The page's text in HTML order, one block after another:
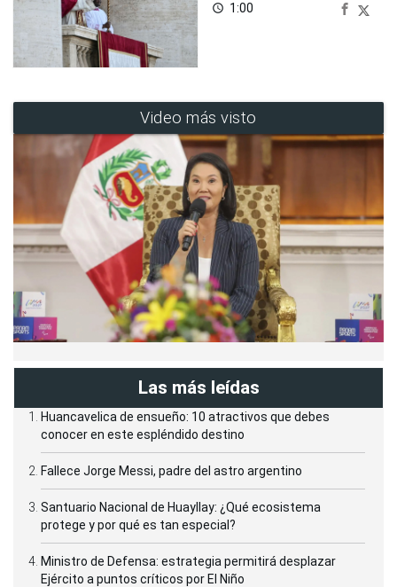
access_time 1:00
Video más visto
Las más leídas
Huancavelica de ensueño: 10 atractivos que debes
conocer en este espléndido destino
Fallece Jorge Messi, padre del astro argentino
Santuario Nacional de Huayllay: ¿Qué ecosistema
protege y por qué es tan especial?
Ministro de Defensa: estrategia permitirá desplazar
Ejército a puntos críticos por El Niño